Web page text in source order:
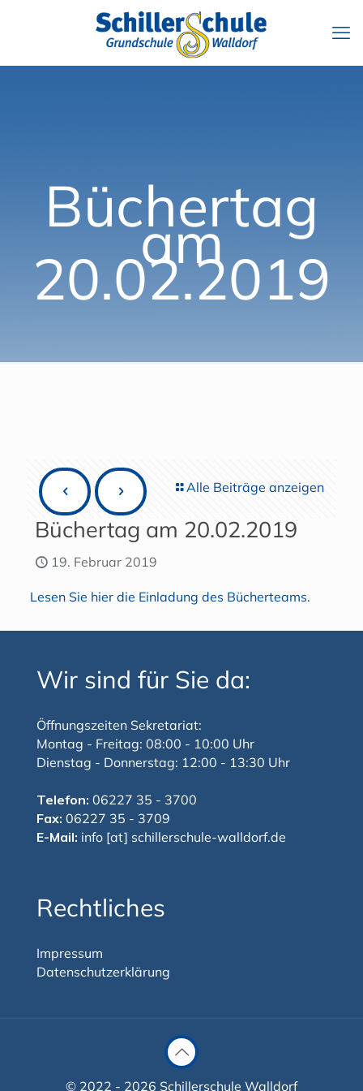
Büchertag
am
20.02.2019
Alle Beiträge anzeigen
Büchertag am 20.02.2019
19. Februar 2019
Lesen Sie hier die Einladung des Bücherteams.
Wir sind für Sie da:
Öffnungszeiten Sekretariat:
Montag - Freitag: 08:00 - 10:00 Uhr
Dienstag - Donnerstag: 12:00 - 13:30 Uhr
Telefon: 06227 35 - 3700
Fax: 06227 35 - 3709
E-Mail: info [at] schillerschule-walldorf.de
Rechtliches
Impressum
Datenschutzerklärung
© 2022 - 2026 Schillerschule Walldorf